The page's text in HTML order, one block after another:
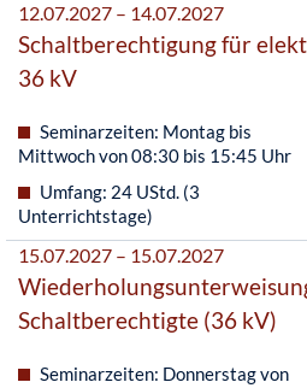
12.07.2027 – 14.07.2027
Schaltberechtigung für
36 kV
Seminarzeiten: Montag bis
Mittwoch von 08:30 bis 15:45 Uhr
Umfang: 24 UStd. (3
Unterrichtstage)
15.07.2027 – 15.07.2027
Schaltberechtigte (36 kV)
Seminarzeiten: Donnerstag von